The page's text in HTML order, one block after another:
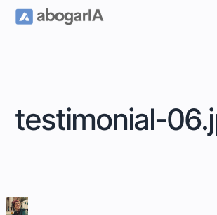
testimonial-